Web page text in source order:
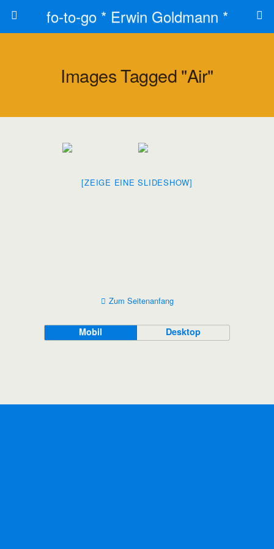
fo-to-go * Erwin Goldmann *
Images Tagged "air"
[ZEIGE EINE SLIDESHOW]
Zum Seitenanfang
Mobil Desktop